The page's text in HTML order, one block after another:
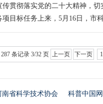
传贯彻落实党的二十大精神，
项目标任务上来，5月16日，市
287 条记录 3/32 页 上一页 下一页
南省科学技术协会 科普中国网